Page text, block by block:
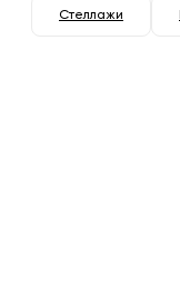
Стеллажи